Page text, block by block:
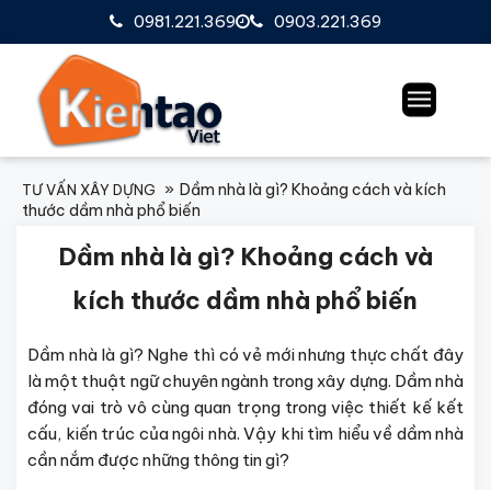
0903.221.369
0981.221.369
TƯ VẤN XÂY DỰNG
Dầm nhà là gì? Khoảng cách và kích
thước dầm nhà phổ biến
Dầm nhà là gì? Khoảng cách và
kích thước dầm nhà phổ biến
Dầm nhà là gì? Nghe thì có vẻ mới nhưng thực chất đây
là một thuật ngữ chuyên ngành trong xây dựng. Dầm nhà
đóng vai trò vô cùng quan trọng trong việc thiết kế kết
cấu, kiến trúc của ngôi nhà. Vậy khi tìm hiểu về dầm nhà
cần nắm được những thông tin gì?